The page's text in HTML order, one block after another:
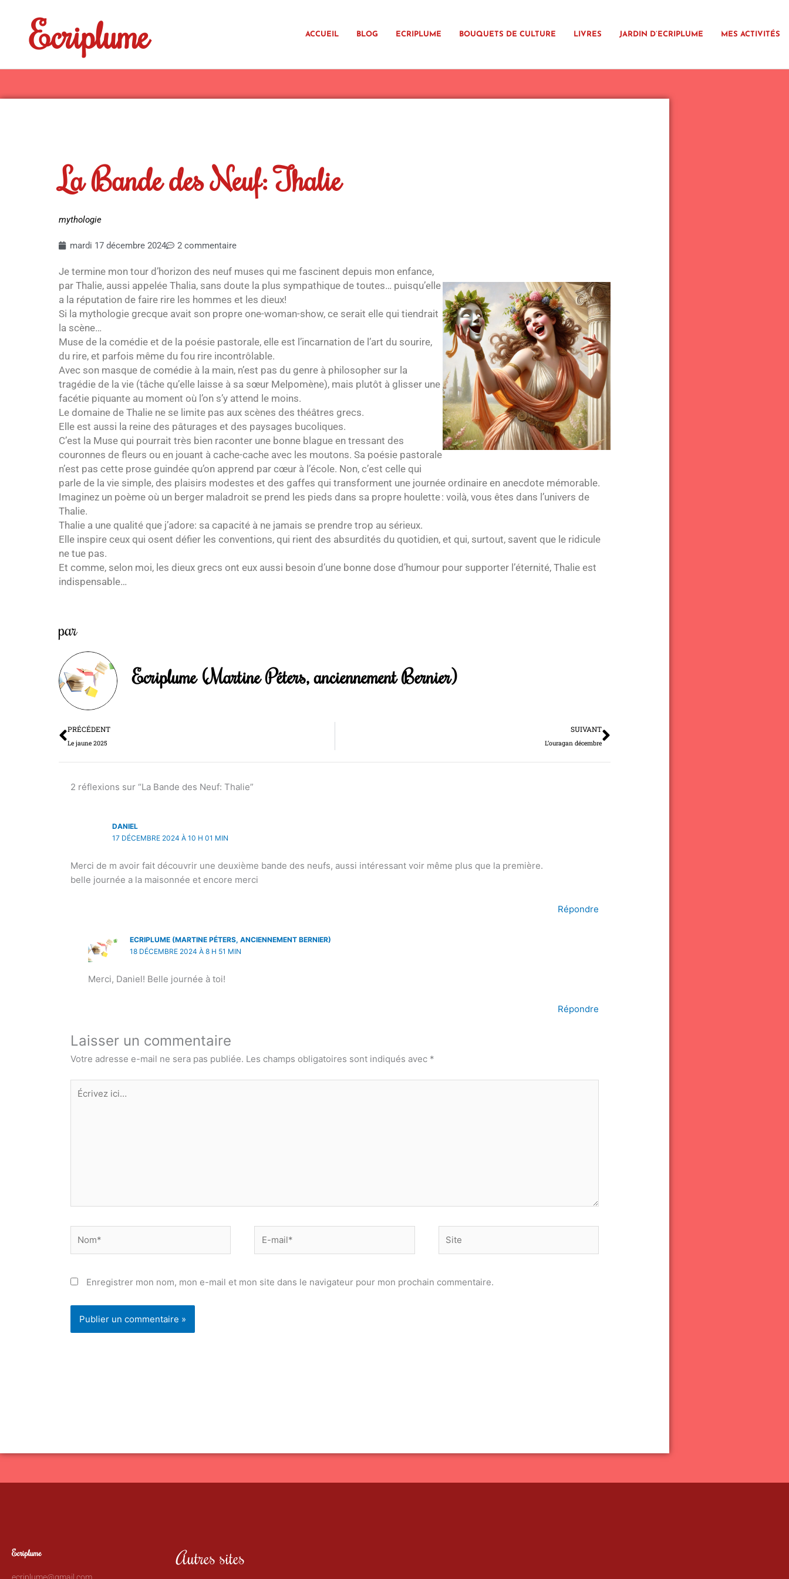
contenuEcriplume ACCUEIL BLOG ECRIPLUME BOUQUETS DE CULTURE LIVRES JARDIN D’ECRIPLUME MES ACTIVITÉS
La Bande des Neuf: Thalie
mythologie
mardi 17 décembre 2024 2 commentaire
Je termine mon tour d’horizon des neuf muses qui me fascinent depuis mon enfance,
par Thalie, aussi appelée Thalia, sans doute la plus sympathique de toutes… puisqu’elle
a la réputation de faire rire les hommes et les dieux!
Si la mythologie grecque avait son propre one-woman-show, ce serait elle qui tiendrait
la scène…
Muse de la comédie et de la poésie pastorale, elle est l’incarnation de l’art du sourire,
du rire, et parfois même du fou rire incontrôlable.
Avec son masque de comédie à la main, n’est pas du genre à philosopher sur la
tragédie de la vie (tâche qu’elle laisse à sa sœur Melpomène), mais plutôt à glisser une
facétie piquante au moment où l’on s’y attend le moins.
Le domaine de Thalie ne se limite pas aux scènes des théâtres grecs.
Elle est aussi la reine des pâturages et des paysages bucoliques.
C’est la Muse qui pourrait très bien raconter une bonne blague en tressant des
couronnes de fleurs ou en jouant à cache-cache avec les moutons. Sa poésie pastorale
n’est pas cette prose guindée qu’on apprend par cœur à l’école. Non, c’est celle qui
parle de la vie simple, des plaisirs modestes et des gaffes qui transforment une journée ordinaire en anecdote mémorable.
Imaginez un poème où un berger maladroit se prend les pieds dans sa propre houlette : voilà, vous êtes dans l’univers de
Thalie.
Thalie a une qualité que j’adore: sa capacité à ne jamais se prendre trop au sérieux.
Elle inspire ceux qui osent défier les conventions, qui rient des absurdités du quotidien, et qui, surtout, savent que le ridicule
ne tue pas.
Et comme, selon moi, les dieux grecs ont eux aussi besoin d’une bonne dose d’humour pour supporter l’éternité, Thalie est
indispensable…
par
Ecriplume (Martine Péters, anciennement Bernier)
Précédent
PRÉCÉDENT
Le jaune 2025
SUIVANT
L’ouragan décembre
Suivant
2 réflexions sur “La Bande des Neuf: Thalie”
DANIEL
17 DÉCEMBRE 2024 À 10 H 01 MIN
Merci de m avoir fait découvrir une deuxième bande des neufs, aussi intéressant voir même plus que la première.
belle journée a la maisonnée et encore merci
Répondre
ECRIPLUME (MARTINE PÉTERS, ANCIENNEMENT BERNIER)
18 DÉCEMBRE 2024 À 8 H 51 MIN
Merci, Daniel! Belle journée à toi!
Répondre
Laisser un commentaire
Votre adresse e-mail ne sera pas publiée. Les champs obligatoires sont indiqués avec *
Écrivez
ici…
mail*
Enregistrer mon nom, mon e-mail et mon site dans le navigateur pour mon prochain commentaire.
Ecriplume
ecriplume@gmail.com
Autres sites